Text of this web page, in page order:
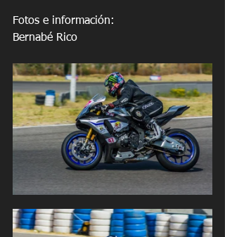
Fotos e información:
Bernabé Rico